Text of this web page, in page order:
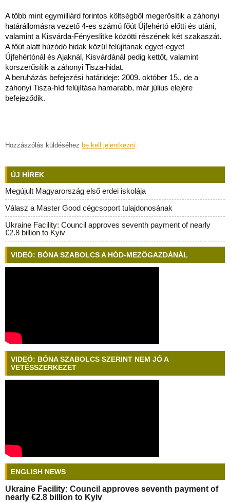
A több mint egymilliárd forintos költségből megerősítik a záhonyi
határállomásra vezető 4-es számú főút Újfehértó előtti és utáni,
valamint a Kisvárda-Fényeslitke közötti részének két szakaszát.
A főút alatt húzódó hidak közül felújítanak egyet-egyet
Újfehértónál és Ajaknál, Kisvárdánál pedig kettőt, valamint
korszerűsítik a záhonyi Tisza-hidat.
A beruházás befejezési határideje: 2009. október 15., de a
záhonyi Tisza-híd felújítása hamarabb, már július elejére
befejeződik.
Hozzászólás küldéséhez be kell jelentkezni.
ÚJ HÍREK
Megújult Magyarország első erdei iskolája
Válasz a Master Good cégcsoport tulajdonosának
Ukraine Facility: Council approves seventh payment of nearly
€2.8 billion to Kyiv
VIDEÓ: BÓNA SZABOLCS A HÓD-MEZŐGAZDÁNÁL
VIDEÓ: BÓNA SZABOLCS SZERINT NEM JÓ A
VETÉSSZERKEZET
ENGLISH NEWS
Ukraine Facility: Council approves seventh payment of
nearly €2.8 billion to Kyiv